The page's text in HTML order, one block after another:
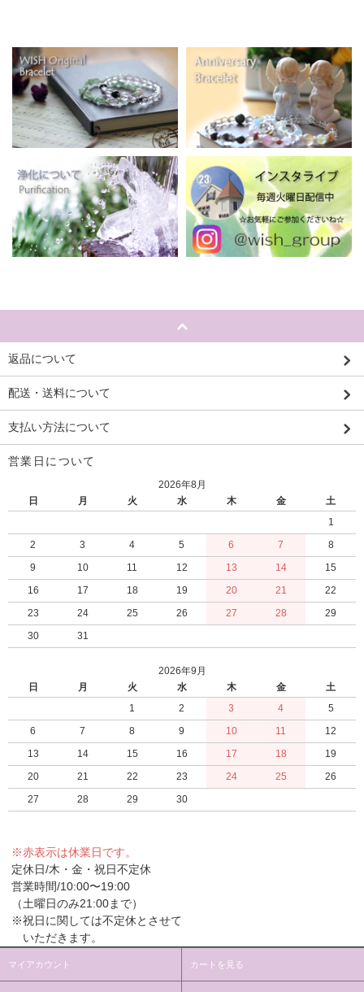
返品について
配送・送料について
支払い方法について
営業日について
2026年8月
日
月 火 水 木 金
土
1
2
3 4 5 6 7
8
9
10 11 12 13 14
15
16
17 18 19 20 21
22
23
24 25 26 27 28
29
30
31
2026年9月
日
月 火 水 木 金
土
1
2 3 4
5
6
7 8 9 10 11
12
13
14 15 16 17 18
19
20
21 22 23 24 25
26
27
28 29 30
※赤表示は休業日です。
定休日/木・金・祝日不定休
営業時間/10:00〜19:00
（土曜日のみ21:00まで）
※祝日に関しては不定休とさせて
いただきます。
マイアカウント カートを見る